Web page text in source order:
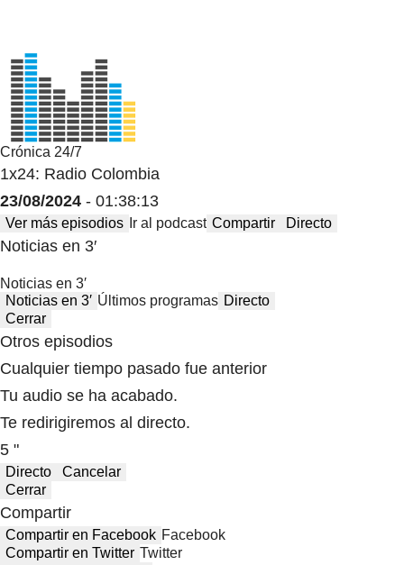
Crónica 24/7
1x24: Radio Colombia
23/08/2024 - 01:38:13
Ver más episodios Ir al podcast Compartir Directo
Noticias en 3′
Noticias en 3′
Noticias en 3′ Últimos programas Directo
Cerrar
Otros episodios
Cualquier tiempo pasado fue anterior
Tu audio se ha acabado.
Te redirigiremos al directo.
5 "
Directo
Cancelar
Cerrar
Compartir
Compartir en Facebook Facebook
Compartir en Twitter Twitter